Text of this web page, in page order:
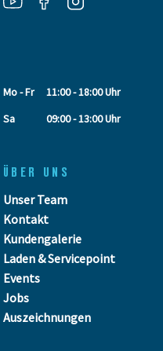
Mo - Fr
11:00 - 18:00 Uhr
Sa
09:00 - 13:00 Uhr
ÜBER UNS
Unser Team
Kontakt
Kundengalerie
Laden & Servicepoint
Events
Jobs
Auszeichnungen